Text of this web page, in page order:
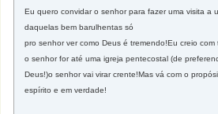
Eu quero convidar o senhor para fazer uma visita a
daquelas bem barulhentas só
pro senhor ver como Deus é tremendo!Eu creio
o senhor for até uma igreja pentecostal (de
Deus!)o senhor vai virar crente!Mas vá com o
espírito e em verdade!